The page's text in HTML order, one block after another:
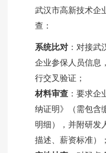
武汉市高新技术企
查：
系统比对 ：对接武
企业参保人员信息
行交叉验证；
材料审查 ：要求
纳证明》（需包含
明细），并附研发
描述、薪资标准）；